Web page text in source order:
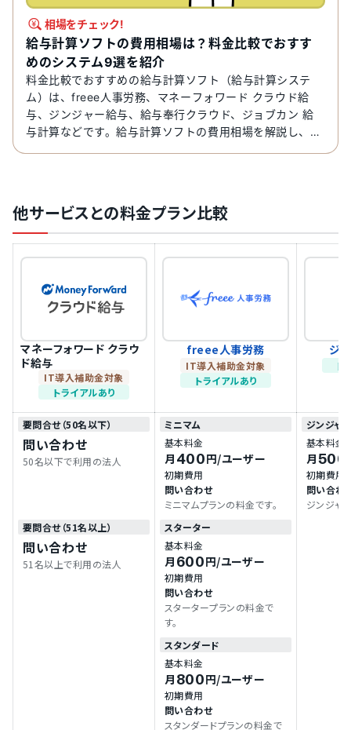
相場をチェック!
給与計算ソフトの費用相場は？料金比較でおすす
めのシステム9選を紹介
料金比較でおすすめの給与計算ソフト（給与計算システ
ム）は、freee人事労務、マネーフォワード クラウド給
与、ジンジャー給与、給与奉行クラウド、ジョブカン 給
与計算などです。給与計算ソフトの費用相場を解説し、初
他サービスとの料金プラン比較
マネーフォワード クラウ
ド給与
IT導入補助金対象
トライアルあり
freee人事労務
IT導入補助金対象
トライアルあり
ジ
ト
要問合せ（50名以下）
問い合わせ
50名以下で利用の法人
ミニマム
基本料金
月 400円/ユーザー
初期費用
問い合わせ
ミニマムプランの料金です。
ジンジャ
基本料金
月500
初期費用
問い合わ
ジンジャ
要問合せ（51名以上）
問い合わせ
51名以上で利用の法人
スターター
基本料金
月 600円/ユーザー
初期費用
問い合わせ
スタータープランの料金で
す。
スタンダード
基本料金
月 800円/ユーザー
初期費用
問い合わせ
スタンダードプランの料金で